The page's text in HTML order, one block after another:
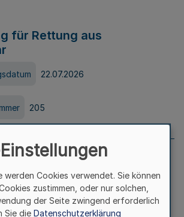
für Rettung aus
22.07.2026
205
Nr. 204 vom
werden Cookies verwendet. Sie können
zustimmen, oder nur solchen,
der Seite zwingend erforderlich
Sie die Datenschutzerklärung